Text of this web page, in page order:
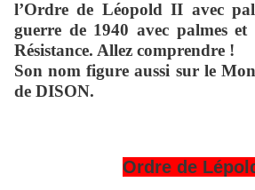
l’Ordre de Léopold II avec
guerre de 1940 avec palmes
Résistance. Allez comprendre !
Son nom figure aussi sur le
de DISON.
Ordre de